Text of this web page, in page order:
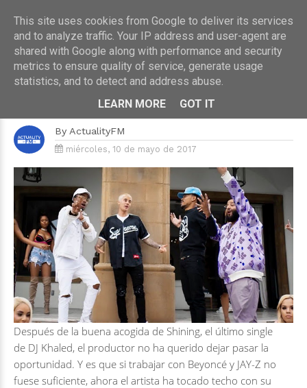
HOME›MÚSICA
Justin Bieber se junta con DJ
Khaled en ‘I’m the One’
By ActualityFM
miércoles, 10 de mayo de 2017
Después de la buena acogida de Shining, el último single
de DJ Khaled, el productor no ha querido dejar pasar la
oportunidad. Y es que si trabajar con Beyoncé y JAY-Z no
fuese suficiente, ahora el artista ha tocado techo con su
This site uses cookies from Google to deliver its services
and to analyze traffic. Your IP address and user-agent are
shared with Google along with performance and security
metrics to ensure quality of service, generate usage
statistics, and to detect and address abuse.
LEARN MORE
GOT IT